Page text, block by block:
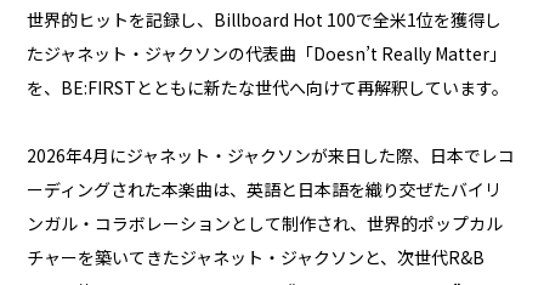
世界的ヒットを記録し、Billboard Hot 100で全米1位を獲得し
たジャネット・ジャクソンの代表曲「Doesn’t Really Matter」
を、BE:FIRSTとともに新たな世代へ向けて再解釈しています。
2026年4月にジャネット・ジャクソンが来日した際、日本でレコ
ーディングされた本楽曲は、英語と日本語を織り交ぜたバイリ
ンガル・コラボレーションとして制作され、世界的ポップカル
チャーを築いてきたジャネット・ジャクソンと、次世代R&B